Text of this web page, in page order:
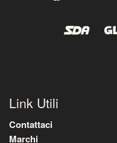
Link Utili
Contattaci
Marchi